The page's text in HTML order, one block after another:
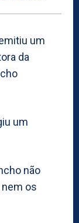
um
da
um
não
os